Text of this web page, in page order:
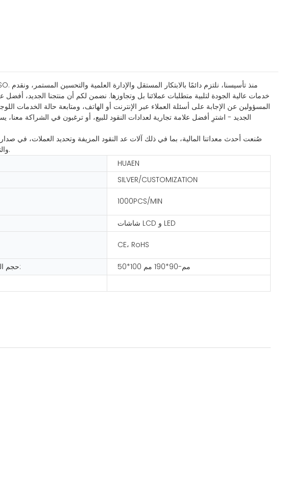
خدمات عالية الجودة لتلبية متطلبات عملائنا بل وتجاوزها. نضمن لكم أن منتجنا الجديد،
المسؤولين عن الإجابة على أسئلة العملاء عبر الإنترنت أو الهاتف، ومتابعة حالة الخدمات
الجديد - اشترِ أفضل علامة تجارية لعدادات النقود للبيع، أو ترغبون في الشراكة
صُنعت أحدث معداتنا المالية، بما في ذلك آلات عد النقود المزيفة وتحديد العملات، في
والتغيير، آملةً أن تقود تطوير القطاع وأن تُحسّن منتجاتنا وخدماتنا بأسلوبنا الفريد. نحن ملتزمون بأن نكون من أفضل الشركات في السوق.
HUAEN
SILVER/CUSTOMIZATION
1000PCS/MIN
شاشات LCD و LED
CE، RoHS
حجم النوتة القابلة للعد:
50*100 مم-90*190 مم